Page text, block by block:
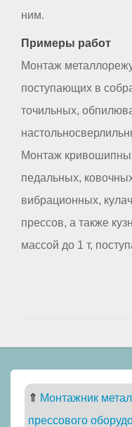
ним.
Примеры работ
Монтаж
поступающих в
точильных,
Монтаж
педальных,
вибрационных,
прессов, а также
массой до 1 т,
⇑ Монтажник
прессового